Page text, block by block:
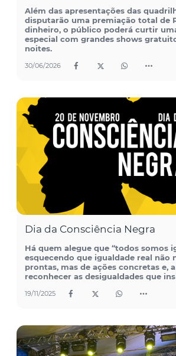
Além das apresentações das
disputarão uma premiação total de
dinheiro, o público poderá curtir
especial com grandes shows
noites.
30/06/2026
Dia da Consciência Negra
Há quem alegue que “todos somos
esquecendo que igualdade real não
prontas, mas de ações concretas e,
reconhecer as desigualdades que
19/11/2025